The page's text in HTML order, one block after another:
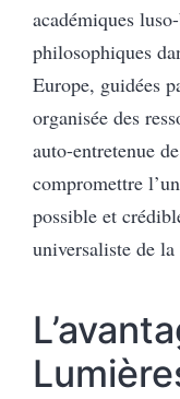
académiques
philosophiques
Europe, guidées
organisée des
auto-entretenue
compromettre
possible et
universaliste de